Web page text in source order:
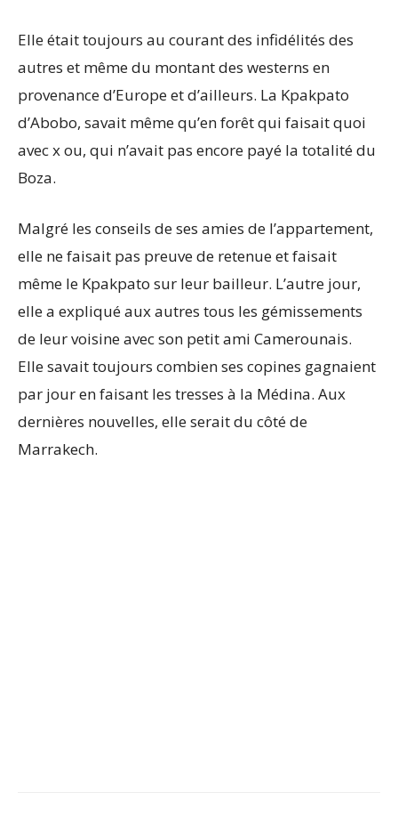
Elle était toujours au courant des infidélités des
autres et même du montant des westerns en
provenance d’Europe et d’ailleurs. La Kpakpato
d’Abobo, savait même qu’en forêt qui faisait quoi
avec x ou, qui n’avait pas encore payé la totalité du
Boza.
Malgré les conseils de ses amies de l’appartement,
elle ne faisait pas preuve de retenue et faisait
même le Kpakpato sur leur bailleur. L’autre jour,
elle a expliqué aux autres tous les gémissements
de leur voisine avec son petit ami Camerounais.
Elle savait toujours combien ses copines gagnaient
par jour en faisant les tresses à la Médina. Aux
dernières nouvelles, elle serait du côté de
Marrakech.